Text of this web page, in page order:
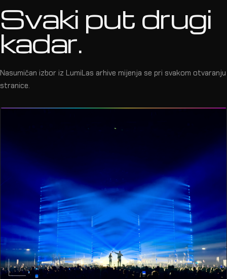
Svaki put drugi
kadar.
Nasumičan izbor iz LumiLas arhive mijenja se pri svakom otvaranju
stranice.